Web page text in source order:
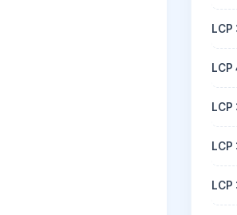
LCP
LCP
LCP
LCP
LCP